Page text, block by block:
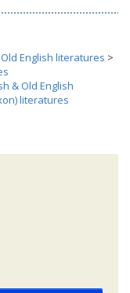
English literatures >
& Old English
literatures